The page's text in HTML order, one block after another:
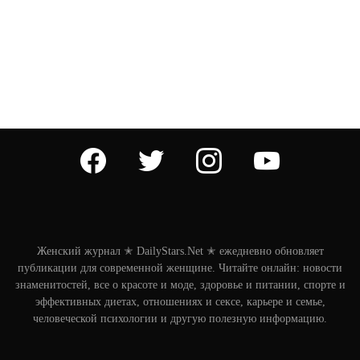
facebook twitter instagram youtube
Женский журнал ✭ DailyStars.Net ✭ ежедневно обновляет
публикации для современной женщине. Читайте онлайн: новости
знаменитостей, все о красоте и моде, здоровье и питании, спорте и
эффективных диетах, отношениях и сексе, карьере и семье,
человеческой психологии и другую полезную информацию.